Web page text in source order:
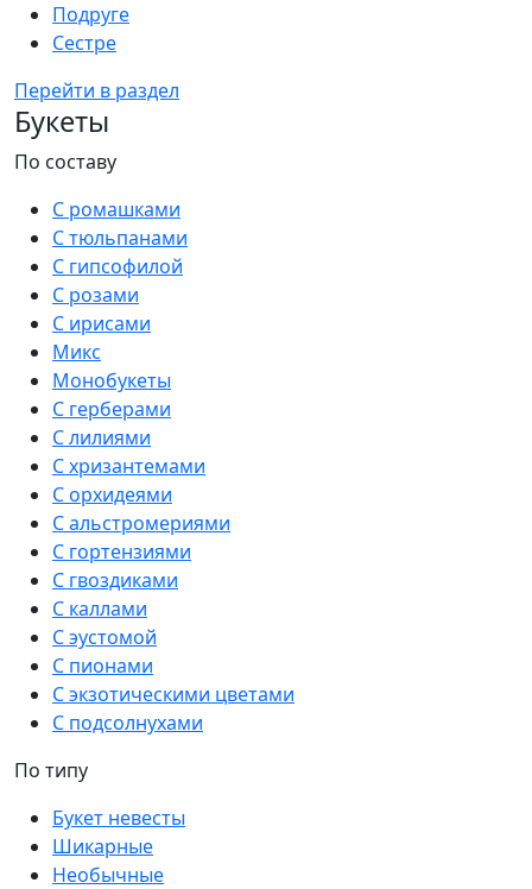
Подруге
Сестре
Перейти в раздел
Букеты
По составу
С ромашками
С тюльпанами
С гипсофилой
С розами
С ирисами
Микс
Монобукеты
С герберами
С лилиями
С хризантемами
С орхидеями
С альстромериями
С гортензиями
С гвоздиками
С каллами
С эустомой
С пионами
С экзотическими цветами
С подсолнухами
По типу
Букет невесты
Шикарные
Необычные